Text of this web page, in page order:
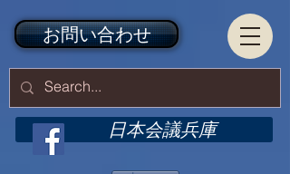
日本会議兵庫
お問い合わせ